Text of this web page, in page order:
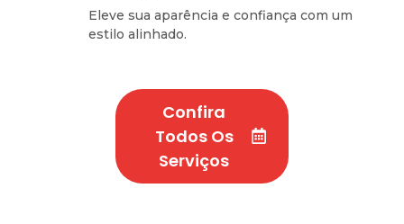
Eleve sua aparência e confiança com um
estilo alinhado.
Confira
Todos Os
Serviços